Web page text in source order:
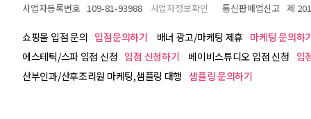
사업자등록번호 109-81-93988 사업자정보확인 통신판매업신고 제
쇼핑몰 입점 문의 입점문의하기 배너 광고/마케팅 제휴 마케팅 문의하
에스테틱/스파 입점 신청 입점 신청하기 베이비스튜디오 입점 신청 입
산부인과/산후조리원 마케팅,샘플링 대행 샘플링 문의하기